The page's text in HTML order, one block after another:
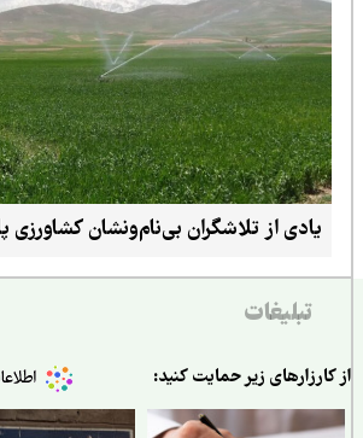
یادی از تلاشگران بی‌نام‌ونشان کشاورزی پایدار
تبلیغات
زیر حمایت کنید: